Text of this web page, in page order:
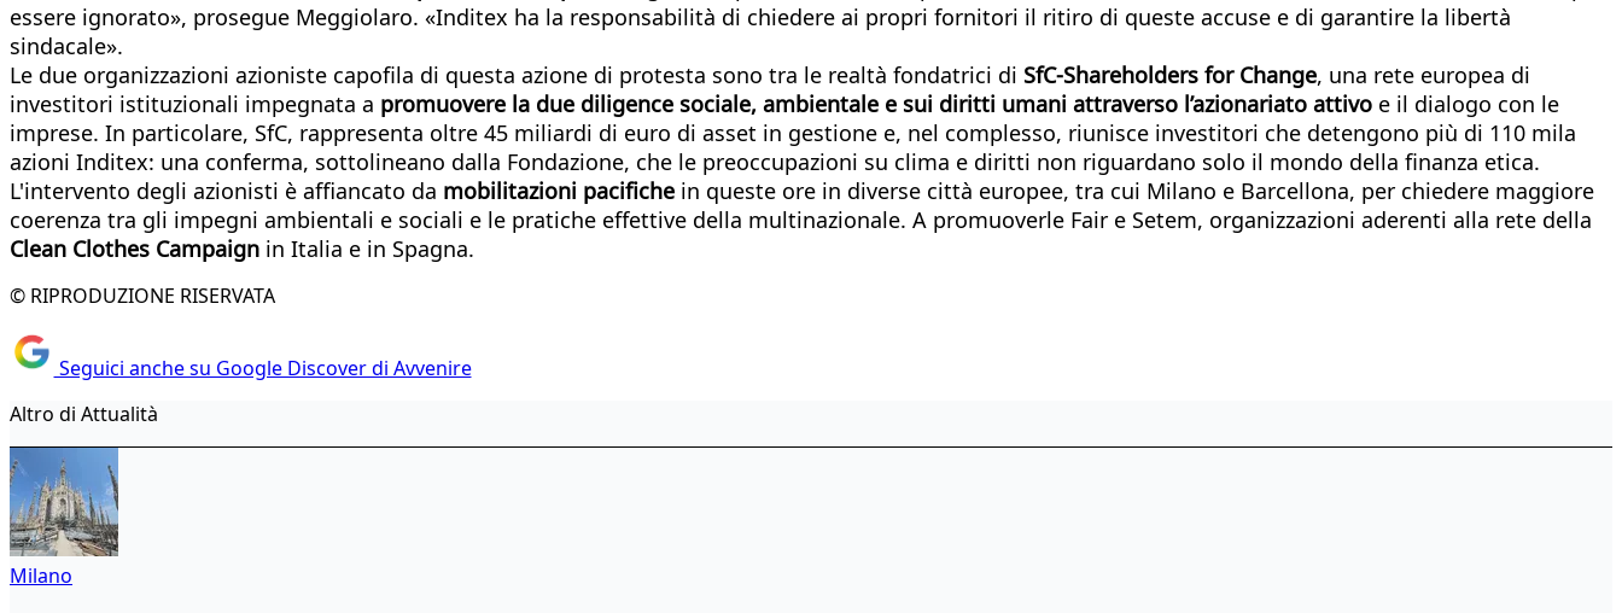
essere ignorato», prosegue Meggiolaro. «Inditex ha la responsabilità di chiedere ai propri fornitori il ritiro di queste accuse e di garantire la libertà
sindacale».
Le due organizzazioni azioniste capofila di questa azione di protesta sono tra le realtà fondatrici di SfC-Shareholders for Change, una rete europea di
investitori istituzionali impegnata a promuovere la due diligence sociale, ambientale e sui diritti umani attraverso l’azionariato attivo e il dialogo con le
imprese. In particolare, SfC, rappresenta oltre 45 miliardi di euro di asset in gestione e, nel complesso, riunisce investitori che detengono più di 110 mila
azioni Inditex: una conferma, sottolineano dalla Fondazione, che le preoccupazioni su clima e diritti non riguardano solo il mondo della finanza etica.
L'intervento degli azionisti è affiancato da mobilitazioni pacifiche in queste ore in diverse città europee, tra cui Milano e Barcellona, per chiedere maggiore
coerenza tra gli impegni ambientali e sociali e le pratiche effettive della multinazionale. A promuoverle Fair e Setem, organizzazioni aderenti alla rete della
Clean Clothes Campaign in Italia e in Spagna.
© RIPRODUZIONE RISERVATA
Seguici anche su Google Discover di Avvenire
Altro di Attualità
Milano